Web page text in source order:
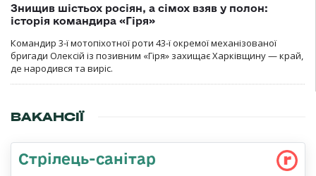
Знищив шістьох росіян, а сімох взяв у полон:
історія командира «Гіря»
Командир 3-ї мотопіхотної роти 43-ї окремої механізованої
бригади Олексій із позивним «Гіря» захищає Харківщину — край,
де народився та виріс.
ВАКАНСІЇ
Стрілець-санітар